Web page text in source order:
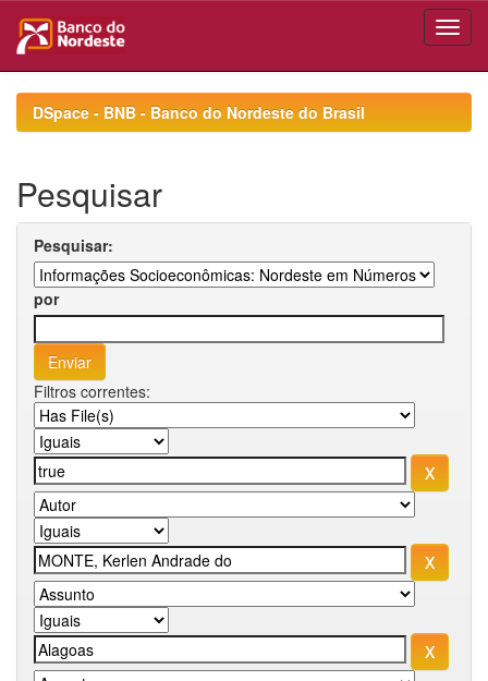
navigationDSpace - BNB - Banco do Nordeste do Brasil
Pesquisar
Pesquisar:
por
Filtros correntes: